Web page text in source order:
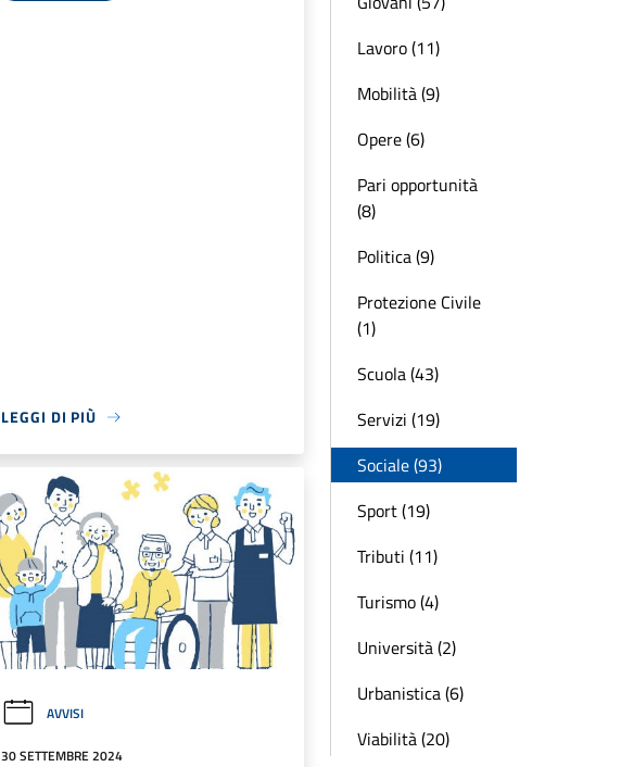
LEGGI DI PIÙ
AVVISI
30 SETTEMBRE 2024
Lavoro (11)
Mobilità (9)
Opere (6)
Pari opportunità
(8)
Politica (9)
Protezione Civile
(1)
Scuola (43)
Servizi (19)
Sociale (93)
Sport (19)
Tributi (11)
Turismo (4)
Università (2)
Urbanistica (6)
Viabilità (20)